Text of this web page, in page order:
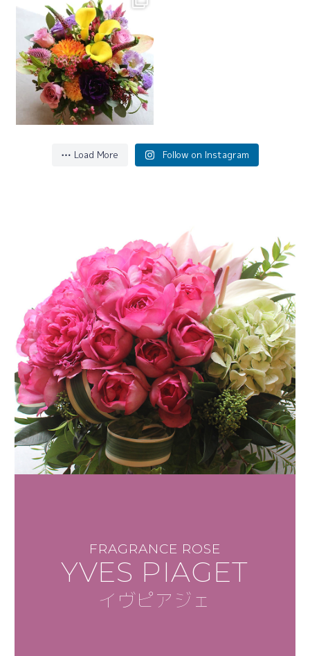
Flower Arrangement ¥6600
#フラワーギフト
...
Load More Follow on Instagram
FRAGRANCE ROSE
YVES PIAGET
イヴピアジェ